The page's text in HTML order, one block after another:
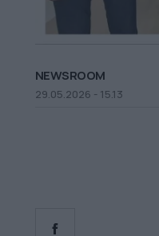
NEWSROOM
29.05.2026 - 15.13